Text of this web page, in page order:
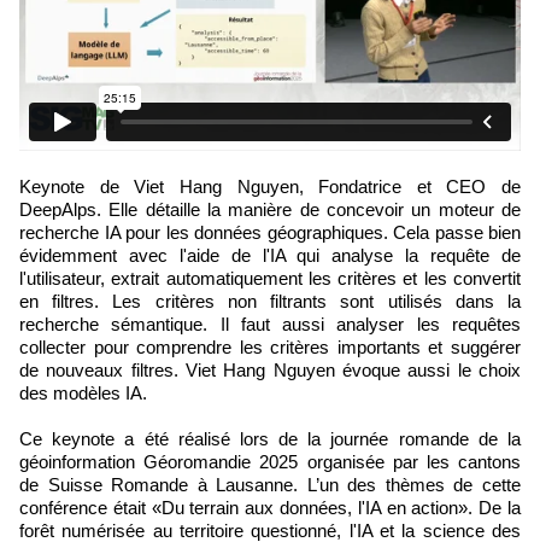
Keynote de Viet Hang Nguyen, Fondatrice et CEO de
DeepAlps. Elle détaille la manière de concevoir un moteur de
recherche IA pour les données géographiques. Cela passe bien
évidemment avec l'aide de l'IA qui analyse la requête de
l'utilisateur, extrait automatiquement les critères et les convertit
en filtres. Les critères non filtrants sont utilisés dans la
recherche sémantique. Il faut aussi analyser les requêtes
collecter pour comprendre les critères importants et suggérer
de nouveaux filtres. Viet Hang Nguyen évoque aussi le choix
des modèles IA.
Ce keynote a été réalisé lors de la journée romande de la
géoinformation Géoromandie 2025 organisée par les cantons
de Suisse Romande à Lausanne. L’un des thèmes de cette
conférence était «Du terrain aux données, l'IA en action». De la
forêt numérisée au territoire questionné, l'IA et la science des